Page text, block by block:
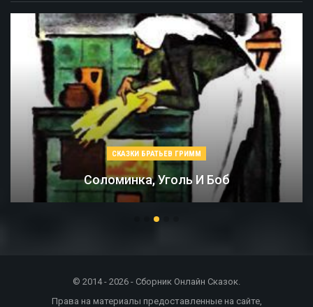
СКАЗКИ БРАТЬЕВ ГРИММ
Соломинка, Уголь И Боб
© 2014 - 2026 - Сборник Онлайн Сказок.
Права на материалы предоставленные на сайте,